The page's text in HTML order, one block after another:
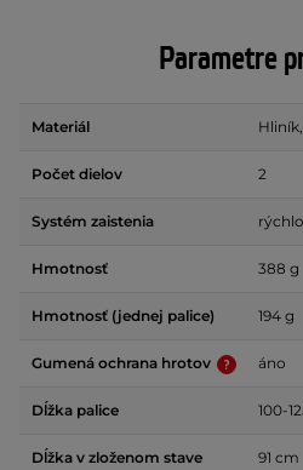
Parametre
Materiál
Počet dielov 2
Systém zaistenia
Hmotnosť 388 g
Hmotnosť (jednej palice) 194 g
Gumená ochrana hrotov áno
Dĺžka palice 100-
Dĺžka v zloženom stave 91 cm